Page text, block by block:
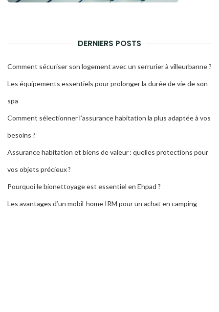
DERNIERS POSTS
Comment sécuriser son logement avec un serrurier à villeurbanne ?
Les équipements essentiels pour prolonger la durée de vie de son
spa
Comment sélectionner l’assurance habitation la plus adaptée à vos
besoins ?
Assurance habitation et biens de valeur : quelles protections pour
vos objets précieux ?
Pourquoi le bionettoyage est essentiel en Ehpad ?
Les avantages d’un mobil-home IRM pour un achat en camping